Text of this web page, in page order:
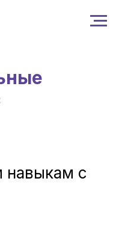
навыкам с